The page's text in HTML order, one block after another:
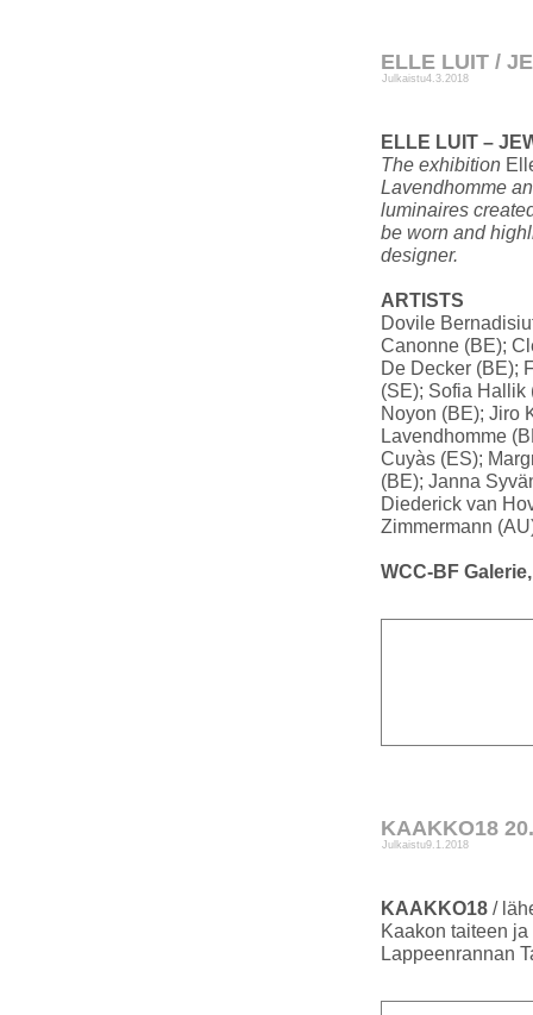
ELLE LUIT /
Julkaistu4.3.2018
ELLE LUIT –
The exhibition
Lavendhomme
luminaires
be worn and
designer.
ARTISTS
Dovile
Canonne (BE);
De Decker (BE);
(SE); Sofia Hallik
Noyon (BE); Jiro
Lavendhomme
Cuyàs (ES);
(BE); Janna
Diederick van
Zimmermann
WCC-BF
KAAKKO18
Julkaistu9.1.2018
KAAKKO18 /
Kaakon taiteen
Lappeenrannan